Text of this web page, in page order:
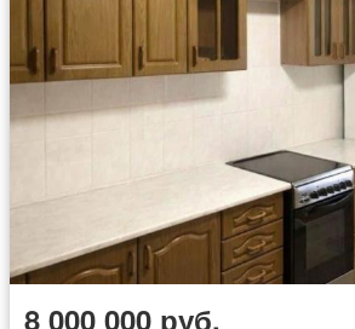
8 000 000 руб.